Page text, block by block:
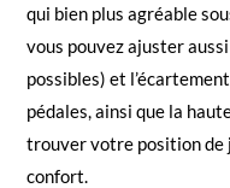
qui bien plus agréable
vous pouvez ajuster
possibles) et
pédales, ainsi que la
trouver votre position de
confort.